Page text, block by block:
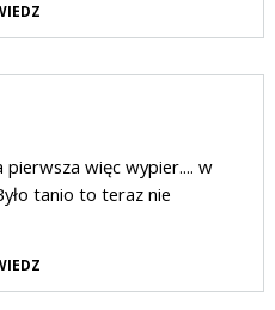
pierwsza więc wypier.... w
tanio to teraz nie